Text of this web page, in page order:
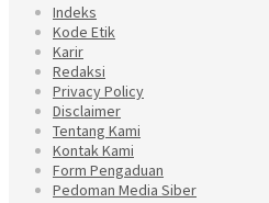
Indeks
Kode Etik
Karir
Redaksi
Privacy Policy
Disclaimer
Tentang Kami
Kontak Kami
Form Pengaduan
Pedoman Media Siber